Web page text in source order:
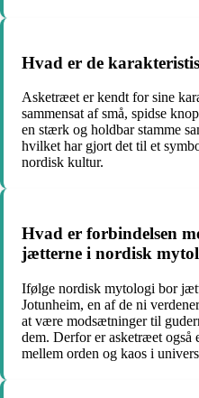
Hvad er de
Asketræet er kendt for sine
sammensat af små, spidse
en stærk og holdbar stamme
hvilket har gjort det til et
nordisk kultur.
Hvad er forbindelsen
jætterne i nordisk
Ifølge nordisk mytologi bor
Jotunheim, en af de ni
at være modsætninger til
dem. Derfor er asketræet også
mellem orden og kaos i